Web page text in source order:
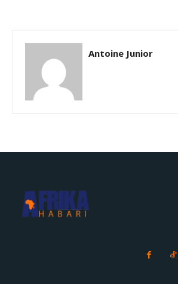
Antoine Junior